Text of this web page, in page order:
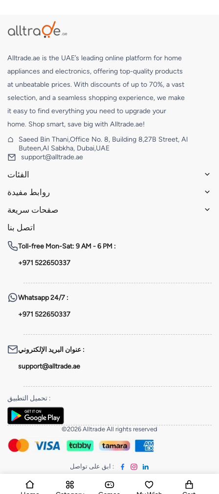
Alltrade.ae is the UAE’s leading online platform for home
appliances and electronics, offering top-quality products
at unbeatable prices. With discounts of up to 70%, a vast
selection, and a seamless shopping experience, we make
it easy to find everything you need to upgrade your
home. Shop smart, save big with Alltrade.ae!
Saeed Bin Thani,Office No. 8, Building 8,27B Street, Al
Buteen,Al Sabkha, Dubai,UAE
support@alltrade.ae
الفئات
روابط مفيدة
صفحات سريعة
اتصل بنا
Toll-free Mon-Sat: 9 AM - 6 PM :
+971 522650337
Whatsapp24/7 :
+971 522650337
عنوان البريد الإلكتروني :
support@alltrade.ae
تحميل التطبيق :
©2026 Alltrade All rights reserved
ابق على تواصل :